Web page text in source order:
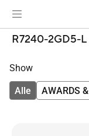
R7240-2GD5-L
Show
Alle AWARDS